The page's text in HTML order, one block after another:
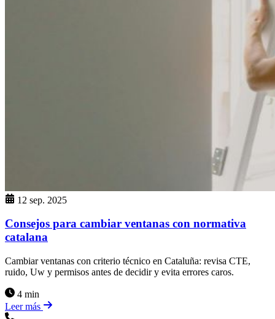
12 sep. 2025
Consejos para cambiar ventanas con normativa
catalana
Cambiar ventanas con criterio técnico en Cataluña: revisa CTE,
ruido, Uw y permisos antes de decidir y evita errores caros.
4 min
Leer más